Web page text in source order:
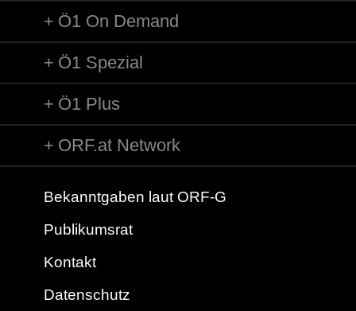
Ö1 On Demand
Ö1 Spezial
Ö1 Plus
ORF.at Network
Bekanntgaben laut ORF-G
Publikumsrat
Kontakt
Datenschutz